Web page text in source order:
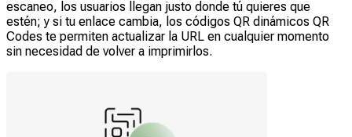
escaneo, los usuarios llegan justo donde tú quieres que
estén; y si tu enlace cambia, los códigos QR dinámicos QR
Codes te permiten actualizar la URL en cualquier momento
sin necesidad de volver a imprimirlos.